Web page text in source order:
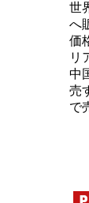
世
へ
価
リ
中
売
で